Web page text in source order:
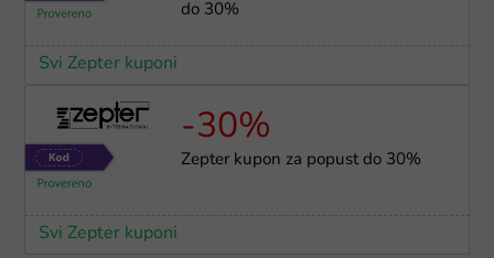
do 30%
Svi Zepter kuponi
-30%
Zepter kupon za popust do 30%
Svi Zepter kuponi